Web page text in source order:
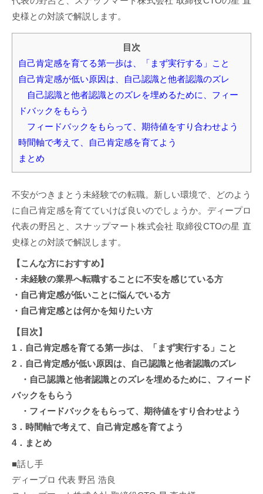
史様との対談で解説します。
目次
自己肯定感を育てる第一歩は、「まず実行する」こと
自己肯定感が低い原因は、自己認識と他者認識のズレ
自己認識と他者認識とのズレを埋めるために、フィー
ドバックをもらう
フィードバックをもらって、期待値をすり合わせよう
時間軸で考えて、自己肯定感を育てよう
まとめ
不安がつきまとう未経験での転職。新しい環境で、どのよう
に自己肯定感を育てていけば良いのでしょうか。ディープロ
代表の野呂と、スナップマート株式会社 取締役CTOの星 直
史様との対談で解説します。
【こんな方におすすめ】
・未経験の業界へ転職することに不安を感じている方
・自己肯定感が低いことに悩んでいる方
・自己肯定感とは何かを知りたい方
【目次】
1．自己肯定感を育てる第一歩は、「まず実行する」こと
2．自己肯定感が低い原因は、自己認識と他者認識のズレ
・自己認識と他者認識とのズレを埋めるために、フィード
バックをもらう
・フィードバックをもらって、期待値をすり合わせよう
3．時間軸で考えて、自己肯定感を育てよう
4．まとめ
■話し手
ディープロ 代表 野呂 浩良